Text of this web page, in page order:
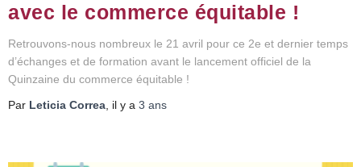
avec le commerce équitable !
Retrouvons-nous nombreux le 21 avril pour ce 2e et dernier temps
d’échanges et de formation avant le lancement officiel de la
Quinzaine du commerce équitable !
Par Leticia Correa, il y a 3 ans